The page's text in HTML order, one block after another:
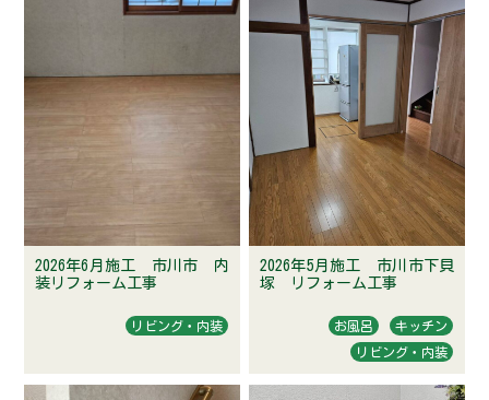
ら
め
り
言
保
2026年6月施工 市川市 内
装リフォーム工事
リビング・内装
2026年5月施工 市川市下貝
塚 リフォーム工事
お風呂
キッチン
リビング・内装